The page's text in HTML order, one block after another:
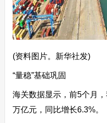
(资料图片。新华社发)
“量稳”基础巩固
海关数据显示，前5个月
万亿元，同比增长6.3%。